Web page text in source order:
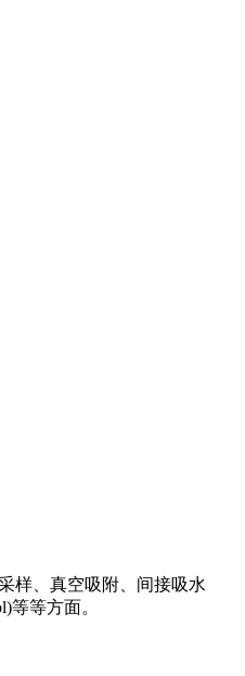
样、真空吸附、间接吸水
等方面。